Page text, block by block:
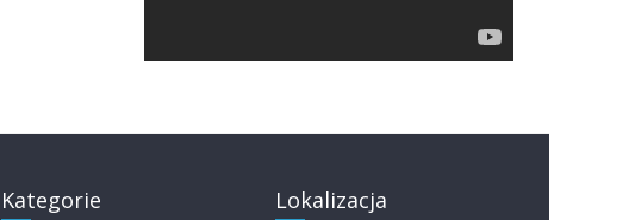
Kategorie Lokalizacja